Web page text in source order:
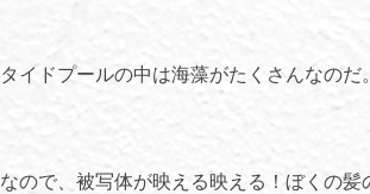
タイドプールの中は海藻がたくさんなのだ
なので、被写体が映える映える！ぼくの